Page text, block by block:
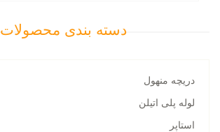
دسته بندی محصولات
دریچه منهول
لوله پلی اتیلن
استاپر